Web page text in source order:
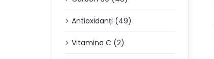
Antioxidanți (49)
Vitamina C (2)